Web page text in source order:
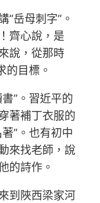
“岳母刺字”。
齊心說，是
說，從那時
的目標。
”。習近平的
著補丁衣服的
”。也有初中
來找老師，說
的詩作。
到陜西梁家河